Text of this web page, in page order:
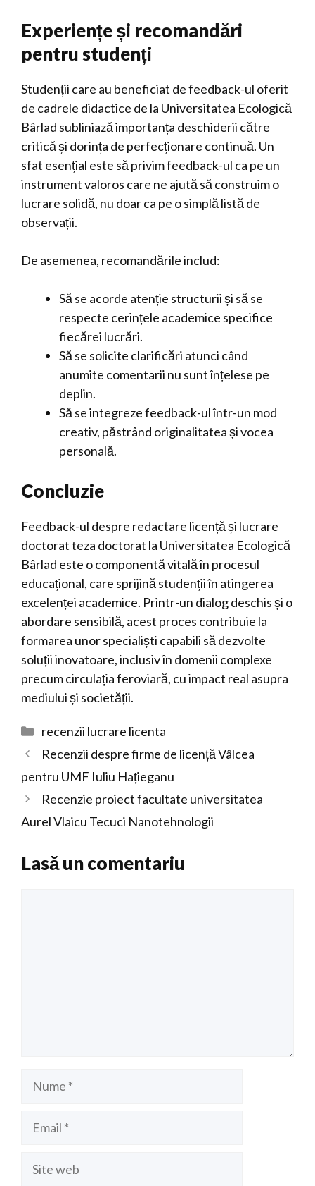
Experiențe și recomandări
pentru studenți
Studenții care au beneficiat de feedback-ul oferit
de cadrele didactice de la Universitatea Ecologică
Bârlad subliniază importanța deschiderii către
critică și dorința de perfecționare continuă. Un
sfat esențial este să privim feedback-ul ca pe un
instrument valoros care ne ajută să construim o
lucrare solidă, nu doar ca pe o simplă listă de
observații.
De asemenea, recomandările includ:
Să se acorde atenție structurii și să se
respecte cerințele academice specifice
fiecărei lucrări.
Să se solicite clarificări atunci când
anumite comentarii nu sunt înțelese pe
deplin.
Să se integreze feedback-ul într-un mod
creativ, păstrând originalitatea și vocea
personală.
Concluzie
Feedback-ul despre redactare licență și lucrare
doctorat teza doctorat la Universitatea Ecologică
Bârlad este o componentă vitală în procesul
educațional, care sprijină studenții în atingerea
excelenței academice. Printr-un dialog deschis și o
abordare sensibilă, acest proces contribuie la
formarea unor specialiști capabili să dezvolte
soluții inovatoare, inclusiv în domenii complexe
precum circulația feroviară, cu impact real asupra
mediului și societății.
Categorii
recenzii lucrare licenta
Recenzii despre firme de licență Vâlcea
pentru UMF Iuliu Hațieganu
Recenzie proiect facultate universitatea
Aurel Vlaicu Tecuci Nanotehnologii
Lasă un comentariu